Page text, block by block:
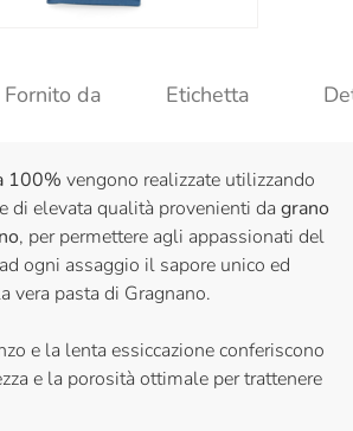
Fornito da Etichetta
100% vengono realizzate utilizzando
di elevata qualità provenienti da grano
, per permettere agli appassionati del
ogni assaggio il sapore unico ed
vera pasta di Gragnano.
e la lenta essiccazione conferiscono
e la porosità ottimale per trattenere